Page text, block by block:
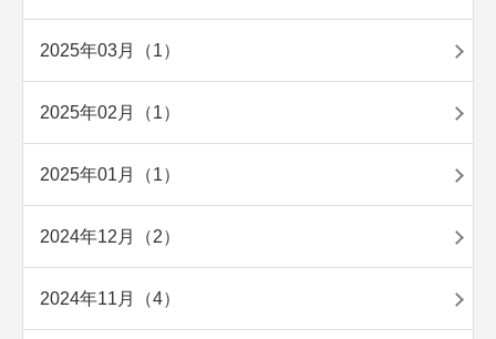
2025年03月（1）
2025年02月（1）
2025年01月（1）
2024年12月（2）
2024年11月（4）